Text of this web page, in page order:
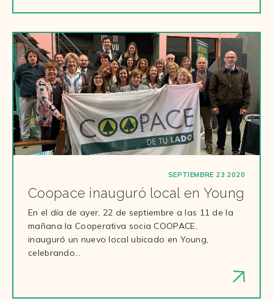
SEPTIEMBRE 23 2020
Coopace inauguró local en Young
En el día de ayer, 22 de septiembre a las 11 de la
mañana la Cooperativa socia COOPACE,
inauguró un nuevo local ubicado en Young,
celebrando…